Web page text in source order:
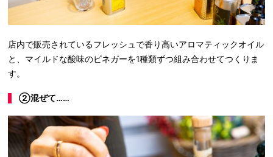
店内で販売されているフレッシュで香り高いアロマティックオイル
と、マイルドな酸味のビネガーを1種類ずつ組み合わせてつくりま
す。
②混ぜて……